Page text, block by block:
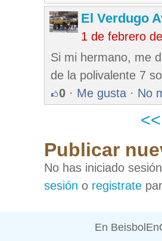
El Verdugo
1 de febrero
Si mi hermano, me
de la polivalente 7
0 · Me gusta · No
Publicar
No has iniciado
sesión o registrate
En